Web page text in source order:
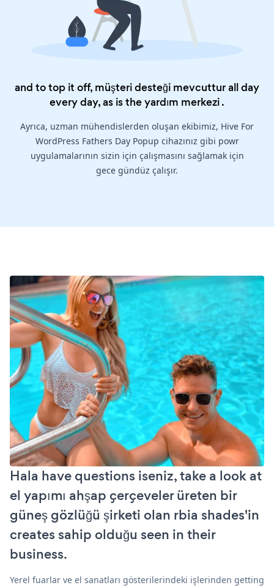
and to top it off, müşteri desteği mevcuttur all day
every day, as is theyardım merkezi.
Ayrıca, uzman mühendislerden oluşan ekibimiz, Hive For
WordPress Fathers Day Popup cihazınız gibi powr
uygulamalarının sizin için çalışmasını sağlamak için
gece gündüz çalışır.
Hala have questions iseniz, take a look at
el yapımı ahşap çerçeveler üreten bir
güneş gözlüğü şirketi olan rbia shades'in
creates sahip olduğu seen in their
business.
Yerel fuarlar ve el sanatları gösterilerindeki işlerinden getting